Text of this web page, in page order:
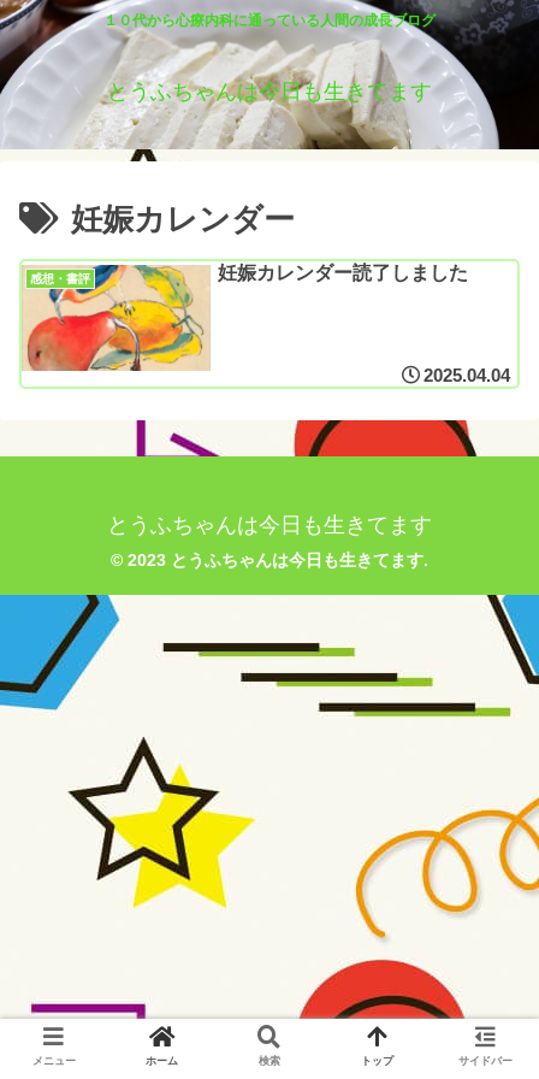
１０代から心療内科に通っている人間の成長ブログ
とうふちゃんは今日も生きてます
妊娠カレンダー
感想・書評 妊娠カレンダー読了しました
2025.04.04
とうふちゃんは今日も生きてます
© 2023 とうふちゃんは今日も生きてます.
メニュー ホーム 検索 トップ サイドバー